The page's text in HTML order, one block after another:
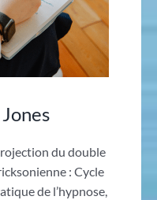
du double
: Cycle
de l’hypnose,